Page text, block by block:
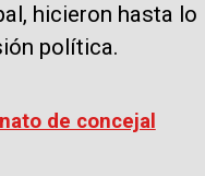
hicieron hasta lo
política.
de concejal